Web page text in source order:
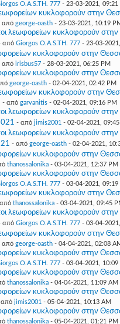
O.A.S.TH. 777- 23-03-2021, 09:21
κυκλοφορούν στην
από george-oasth- 23-03-2021, 10:19
λεωφορείων κυκλοφορούν
από Giorgos O.A.S.TH. 777- 23-03-
κυκλοφορούν στην
από irisbus57- 28-03-2021, 06:25 PM
κυκλοφορούν στην
george-oasth- 02-04-2021, 02:42 PM
κυκλοφορούν στην
- από garvanitis - 02-04-2021, 09:16 PM
λεωφορείων κυκλοφορούν
- από jimis2001 - 02-04-2021,
λεωφορείων κυκλοφορούν
- από george-oasth- 02-04-2021,
κυκλοφορούν στην
thanossalonika - 03-04-2021, 12:37 PM
κυκλοφορούν στην
O.A.S.TH. 777- 03-04-2021, 09:19
κυκλοφορούν στην
thanossalonika - 03-04-2021, 09:45
λεωφορείων κυκλοφορούν
από Giorgos O.A.S.TH. 777- 03-04-
κυκλοφορούν στην
από george-oasth- 04-04-2021, 02:08
κυκλοφορούν στην
O.A.S.TH. 777- 03-04-2021, 10:09
κυκλοφορούν στην
thanossalonika - 04-04-2021, 11:09 AM
κυκλοφορούν στην
από jimis2001 - 05-04-2021, 10:13 AM
κυκλοφορούν στην
thanossalonika - 05-04-2021, 01:21 PM